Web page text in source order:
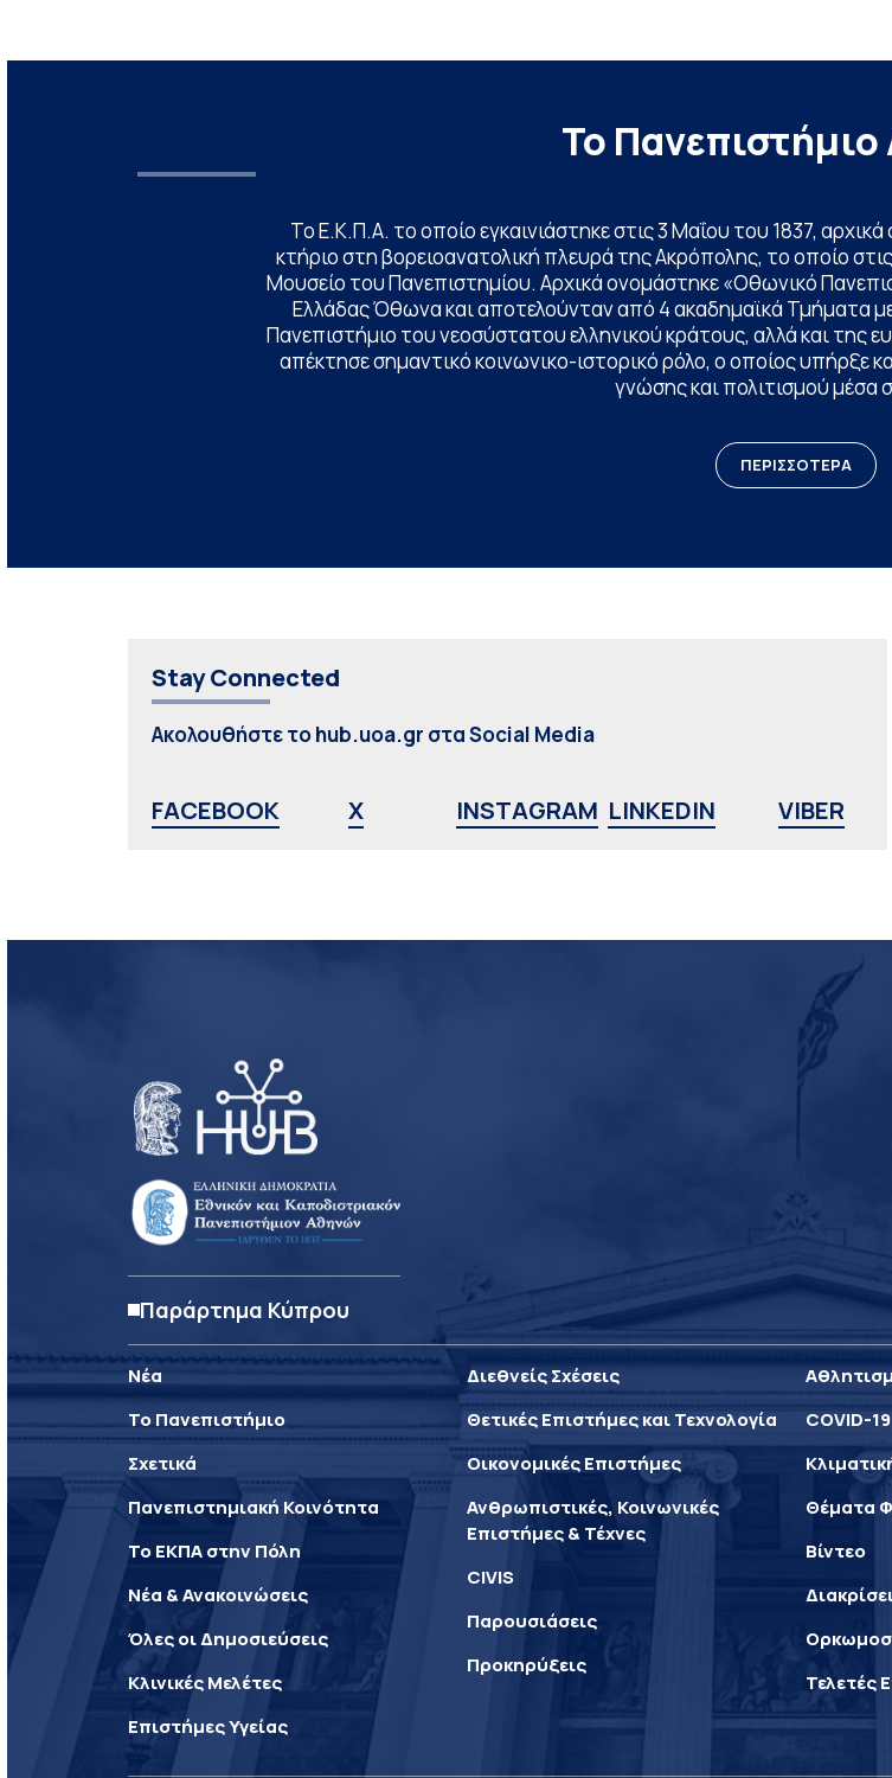
Το
Το Ε.Κ.Π.Α. το οποίο εγκαινιάστηκε στις 3 Μαΐου του 1837,
κτήριο στη βορειοανατολική πλευρά της Ακρόπολης, το οποίο στις
Μουσείο του Πανεπιστημίου. Αρχικά ονομάστηκε «Οθωνικό
Ελλάδας Όθωνα και αποτελούνταν από 4 ακαδημαϊκά Τμήματα
Πανεπιστήμιο του νεοσύστατου ελληνικού κράτους, αλλά και της
απέκτησε σημαντικό κοινωνικο-ιστορικό ρόλο, ο οποίος υπήρξε
γνώσης και πολιτισμού μέσα
ΠΕΡΙΣΣΟΤΕΡΑ
Stay Connected
Ακολουθήστε το hub.uoa.gr στα Social Media
FACEBOOK X INSTAGRAM LINKEDIN VIBER
Παράρτημα Κύπρου
Νέα
Το Πανεπιστήμιο
Σχετικά
Πανεπιστημιακή Κοινότητα
Το ΕΚΠΑ στην Πόλη
Νέα & Ανακοινώσεις
Όλες οι Δημοσιεύσεις
Κλινικές Μελέτες
Επιστήμες Υγείας
Διεθνείς Σχέσεις
Θετικές Επιστήμες και Τεχνολογία
Οικονομικές Επιστήμες
Ανθρωπιστικές, Κοινωνικές
Επιστήμες & Τέχνες
CIVIS
Παρουσιάσεις
Προκηρύξεις
COVID-19
Θέματα
Βίντεο
Τελετές